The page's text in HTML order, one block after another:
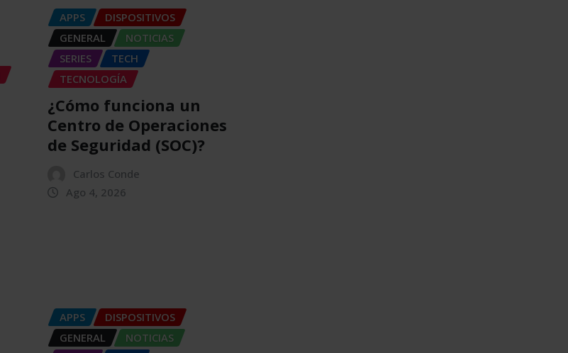
APPS
DISPOSITIVOS
GENERAL
NOTICIAS
SERIES
TECH
TECNOLOGÍA
¿Cómo funciona un
Centro de Operaciones
de Seguridad (SOC)?
Carlos Conde
Ago 4, 2026
APPS
DISPOSITIVOS
GENERAL
NOTICIAS